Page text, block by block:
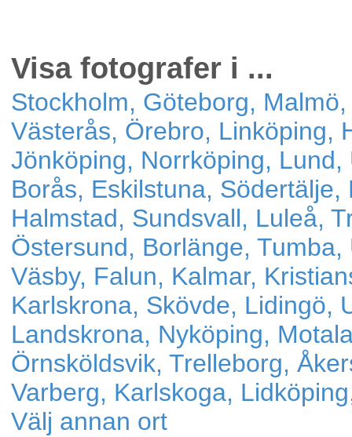
Visa fotografer i ...
Stockholm Göteborg
Malmö
Västerås Örebro Linköping
Jönköping
Norrköping Lund
Borås Eskilstuna Södertälje
Halmstad Sundsvall Luleå
Östersund
Borlänge Tumba
Väsby Falun Kalmar
Karlskrona Skövde Lidingö
Landskrona Nyköping
Örnsköldsvik Trelleborg
Varberg
Karlskoga Lidköping
Välj annan ort